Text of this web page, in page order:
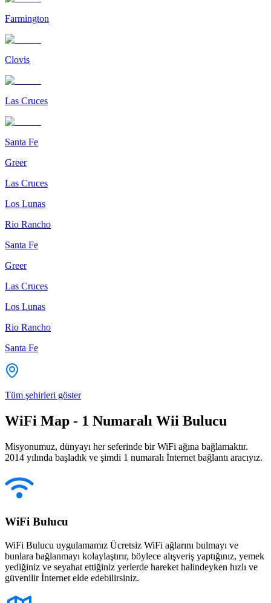
Farmington
Clovis
Las Cruces
Santa Fe
Greer
Las Cruces
Los Lunas
Rio Rancho
Santa Fe
Greer
Las Cruces
Los Lunas
Rio Rancho
Santa Fe
Tüm şehirleri göster
WiFi Map - 1 Numaralı Wii Bulucu
Misyonumuz, dünyayı her seferinde bir WiFi ağına bağlamaktır.
2014 yılında başladık ve şimdi 1 numaralı İnternet bağlantı aracıyız.
WiFi Bulucu
WiFi Bulucu uygulamamız Ücretsiz WiFi ağlarını bulmayı ve
bunlara bağlanmayı kolaylaştırır, böylece alışveriş yaptığınız, yemek
yediğiniz ve seyahat ettiğiniz yerlerde hareket halindeyken hızlı ve
güvenilir İnternet elde edebilirsiniz.